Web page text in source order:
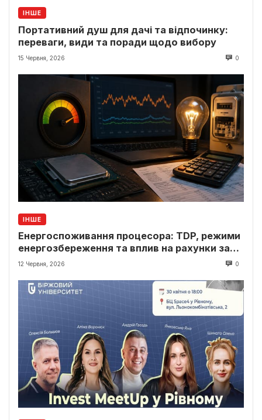
ІНШЕ
Портативний душ для дачі та відпочинку:
переваги, види та поради щодо вибору
15 Червня, 2026 0
ІНШЕ
Енергоспоживання процесора: TDP, режими
енергозбереження та вплив на рахунки за
світло
12 Червня, 2026 0